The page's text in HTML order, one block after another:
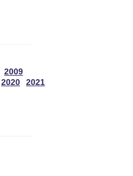
2009
2020
2021